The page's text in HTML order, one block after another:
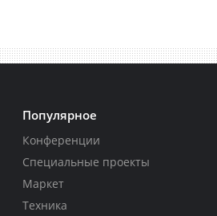
Популярное
Конференции
Специальные проекты
Маркет
Техника